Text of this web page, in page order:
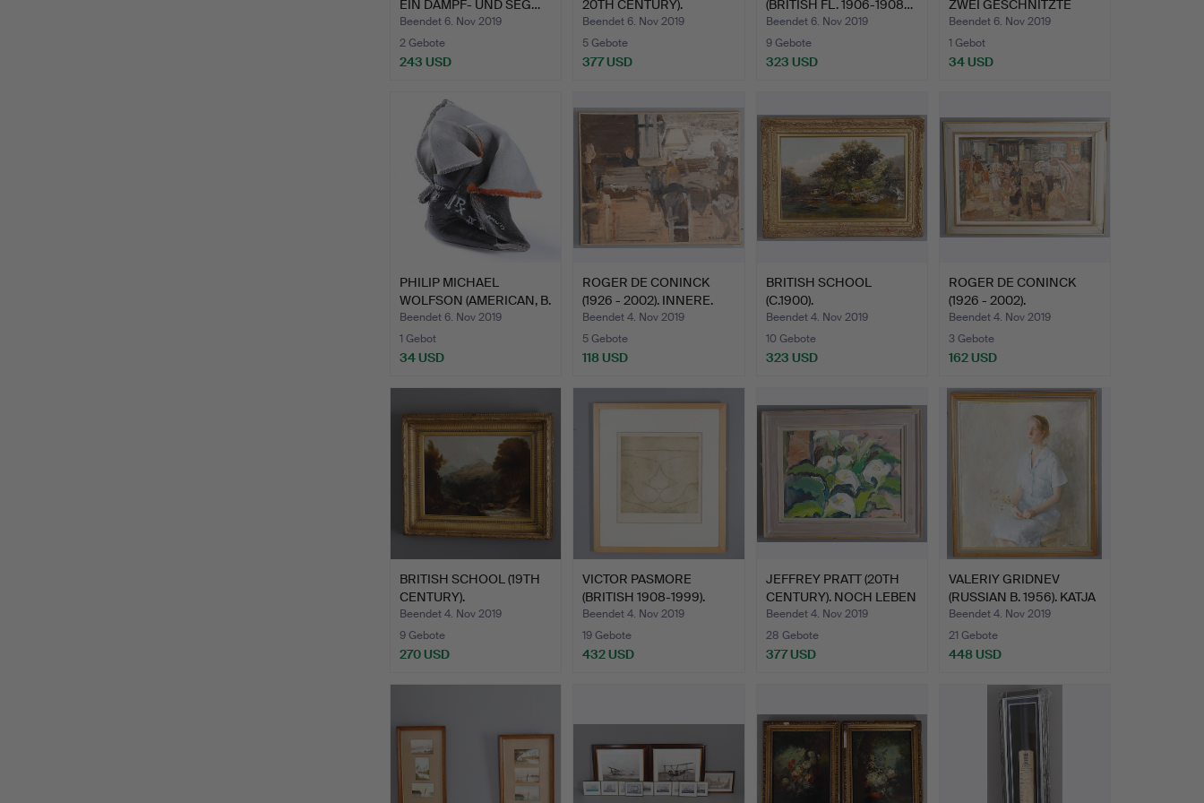
EIN DAMPF- UND SEG…
Beendet 6. Nov 2019
2 Gebote
243 USD
20TH CENTURY).
ABBILDU…
Beendet 6. Nov 2019
5 Gebote
377 USD
(BRITISH FL. 1906-1908…
Beendet 6. Nov 2019
9 Gebote
323 USD
ZWEI GESCHNITZTE
HARTHOL…
Beendet 6. Nov 2019
1 Gebot
34 USD
PHILIP MICHAEL
WOLFSON (AMERICAN, B.
1958)…
Beendet 6. Nov 2019
1 Gebot
34 USD
ROGER DE CONINCK
(1926 - 2002). INNERE.
Beendet 4. Nov 2019
5 Gebote
118 USD
BRITISH SCHOOL
(C.1900).
FLUSSLANDSCHAFT.
Beendet 4. Nov 2019
10 Gebote
323 USD
ROGER DE CONINCK
(1926 - 2002).
PERSONNAGE…
Beendet 4. Nov 2019
3 Gebote
162 USD
BRITISH SCHOOL (19TH
CENTURY).
HOCHLANDLAN…
Beendet 4. Nov 2019
9 Gebote
270 USD
VICTOR PASMORE
(BRITISH 1908-1999).
HÖHLE …
Beendet 4. Nov 2019
19 Gebote
432 USD
JEFFREY PRATT (20TH
CENTURY). NOCH LEBEN
D…
Beendet 4. Nov 2019
28 Gebote
377 USD
VALERIY GRIDNEV
(RUSSIAN B. 1956). KATJA
I…
Beendet 4. Nov 2019
21 Gebote
448 USD